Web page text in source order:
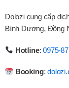
Dolozi cung cấp
Bình Dương, Đồng
Hotline:0975-
Booking: